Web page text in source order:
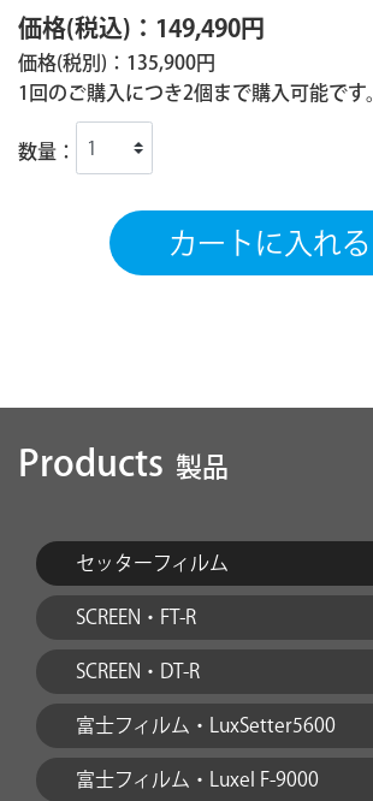
価格(税込)：149,490円
価格(税別)：135,900円
1回のご購入につき2個まで購入可能です。
数量：
Products 製品
セッターフィルム
SCREEN・FT-R
SCREEN・DT-R
富士フィルム・LuxSetter5600
富士フィルム・Luxel F-9000